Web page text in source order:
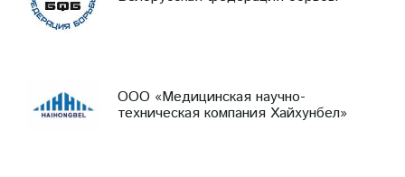
ООО «Медицинская научно-
техническая компания Хайхунбел»